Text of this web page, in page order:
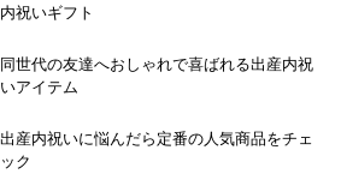
内祝いギフト
同世代の友達へおしゃれで喜ばれる出産内祝
いアイテム
出産内祝いに悩んだら定番の人気商品をチェ
ック